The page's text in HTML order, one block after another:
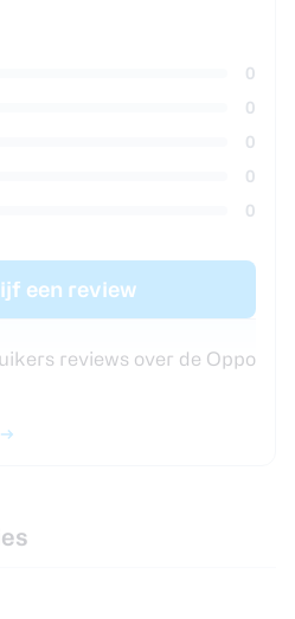
0
0
0
0
0
een review
reviews over de Oppo